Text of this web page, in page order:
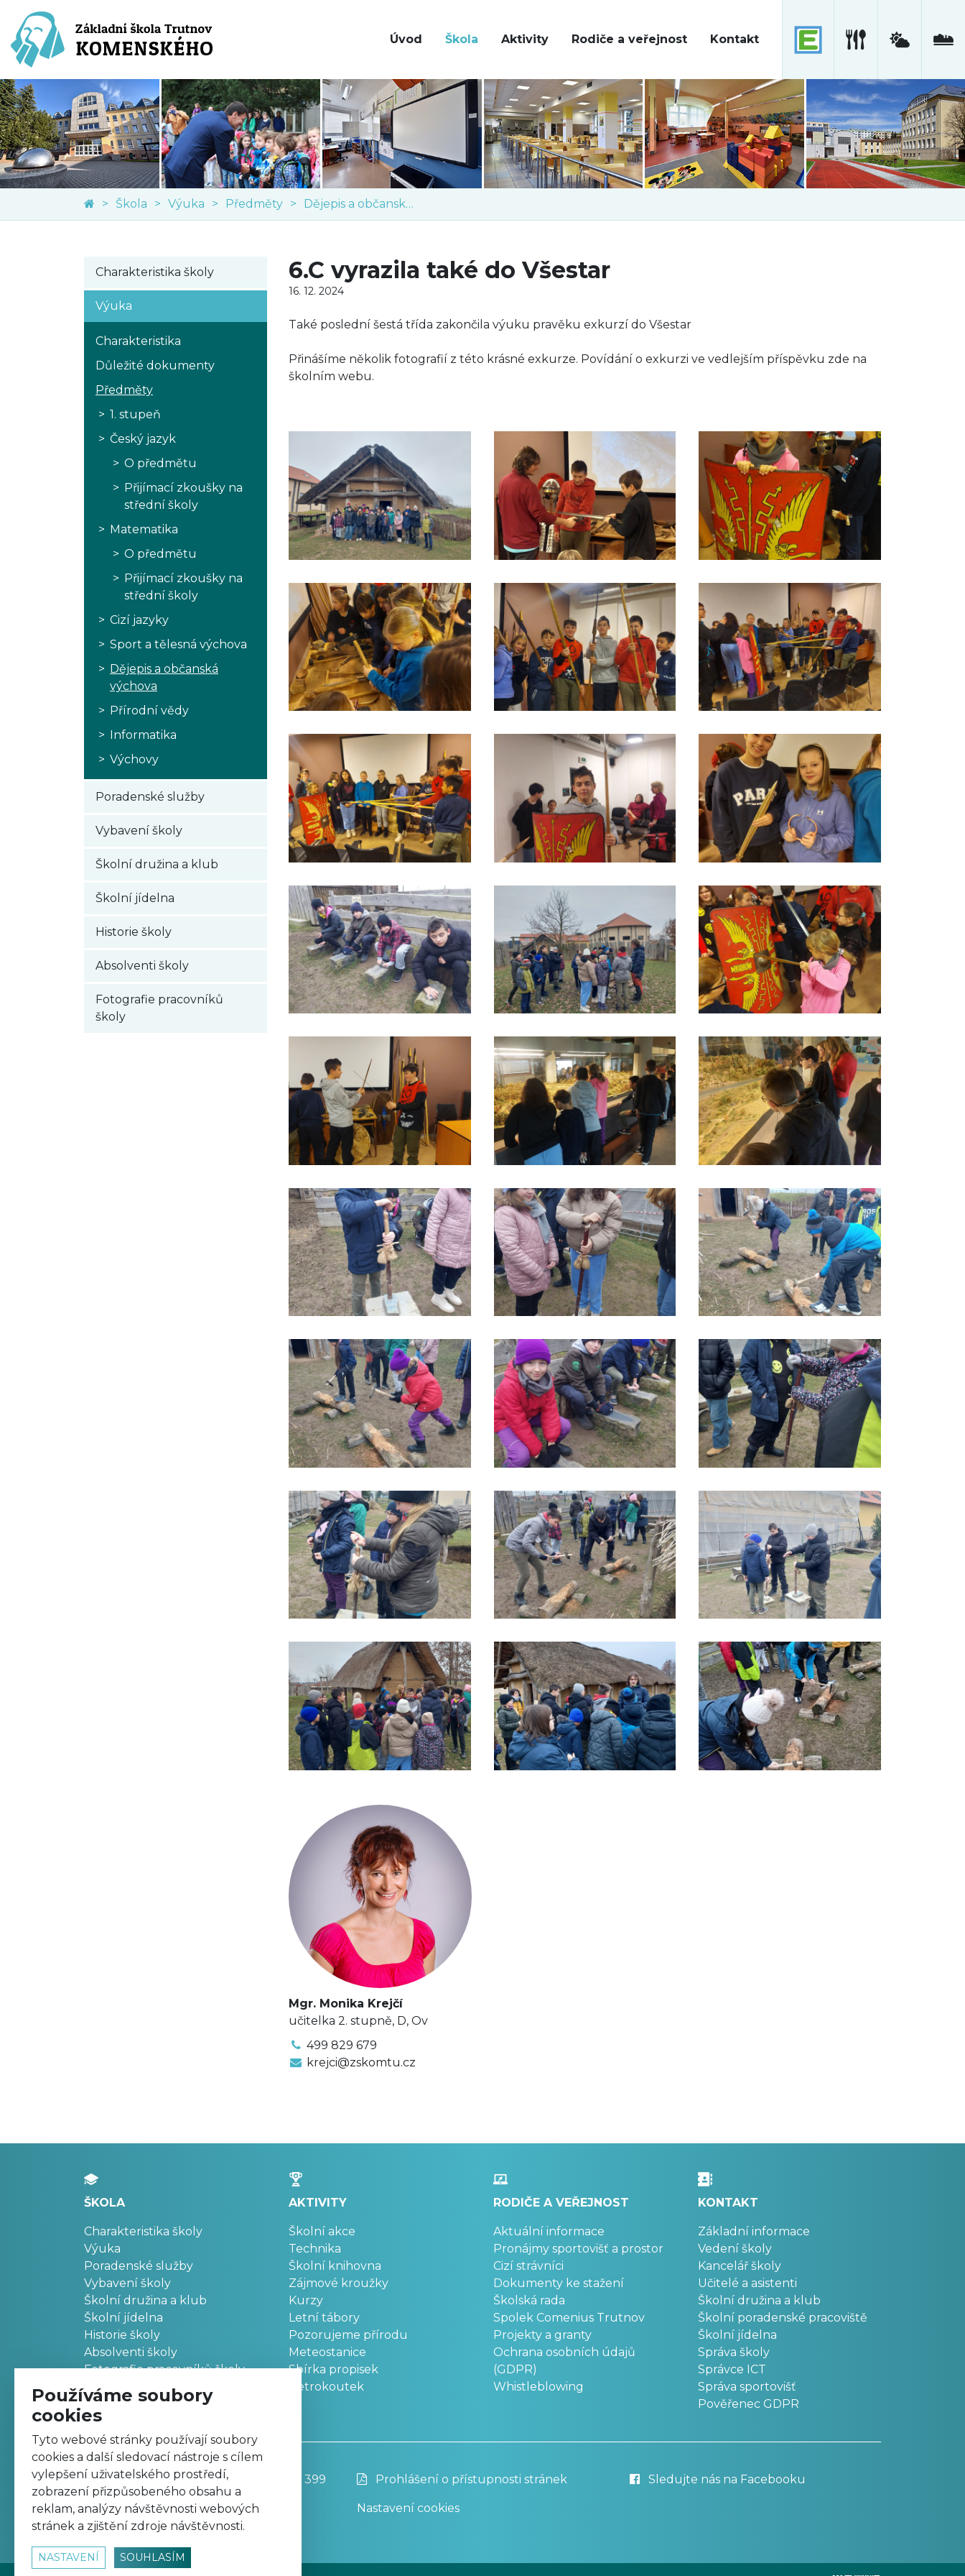
Úvod Škola Aktivity Rodiče a veřejnost Kontakt
Škola Výuka Předměty Dějepis a občanská výchova
Charakteristika školy
Výuka
Charakteristika
Důležité dokumenty
Předměty
1. stupeň
Český jazyk
O předmětu
Přijímací zkoušky na
střední školy
Matematika
O předmětu
Přijímací zkoušky na
střední školy
Cizí jazyky
Sport a tělesná výchova
Dějepis a občanská
výchova
Přírodní vědy
Informatika
Výchovy
Poradenské služby
Vybavení školy
Školní družina a klub
Školní jídelna
Historie školy
Absolventi školy
Fotografie pracovníků
školy
6.C vyrazila také do Všestar
16. 12. 2024
Také poslední šestá třída zakončila výuku pravěku exkurzí do Všestar
Přinášíme několik fotografií z této krásné exkurze. Povídání o exkurzi ve vedlejším příspěvku zde na
školním webu.
Mgr. Monika Krejčí
učitelka 2. stupně, D, Ov
499 829 679
krejci@zskomtu.cz
ŠKOLA
Charakteristika školy
Výuka
Poradenské služby
Vybavení školy
Školní družina a klub
Školní jídelna
Historie školy
Absolventi školy
Fotografie pracovníků školy
AKTIVITY
Školní akce
Technika
Školní knihovna
Zájmové kroužky
Kurzy
Letní tábory
Pozorujeme přírodu
Meteostanice
Sbírka propisek
Retrokoutek
RODIČE A VEŘEJNOST
Aktuální informace
Pronájmy sportovišť a prostor
Cizí strávníci
Dokumenty ke stažení
Školská rada
Spolek Comenius Trutnov
Projekty a granty
Ochrana osobních údajů
(GDPR)
Whistleblowing
KONTAKT
Základní informace
Vedení školy
Kancelář školy
Učitelé a asistenti
Školní družina a klub
Školní poradenské pracoviště
Školní jídelna
Správa školy
Správce ICT
Správa sportovišť
Pověřenec GDPR
Základní škola, Trutnov, Komenského 399
499 811 195
zskomtu@zskomtu.cz
Prohlášení o přístupnosti stránek
Nastavení cookies
Sledujte nás na Facebooku
Používáme soubory
cookies
Tyto webové stránky používají soubory
cookies a další sledovací nástroje s cílem
vylepšení uživatelského prostředí,
zobrazení přizpůsobeného obsahu a
reklam, analýzy návštěvnosti webových
stránek a zjištění zdroje návštěvnosti.
NASTAVENÍ SOUHLASÍM